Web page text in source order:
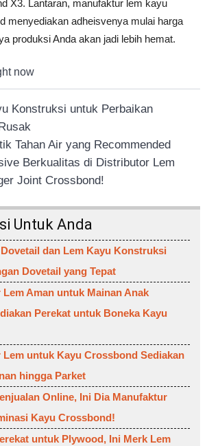
X3. Lantaran, manufaktur lem kayu
menyediakan adheisvenya mulai harga
produksi Anda akan jadi lebih hemat.
now
Konstruksi untuk Perbaikan
Tahan Air yang Recommended
Berkualitas di Distributor Lem
Joint Crossbond!
Untuk Anda
dan Lem Kayu Konstruksi
Dovetail yang Tepat
Aman untuk Mainan Anak
Perekat untuk Boneka Kayu
Lem untuk Kayu Crossbond Sediakan
hingga Parket
Online, Ini Dia Manufaktur
Kayu Crossbond!
untuk Plywood, Ini Merk Lem